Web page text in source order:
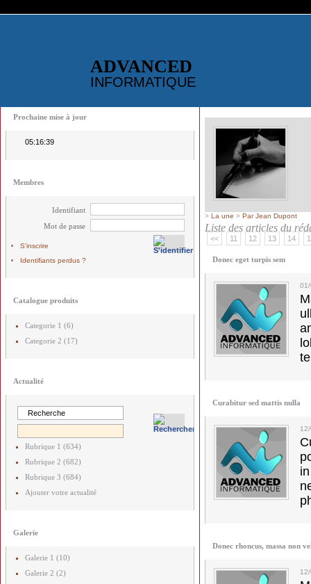
ADVANCED
INFORMATIQUE
Prochaine mise à jour
05:16:39
Membres
Identifiant
Mot de passe
S'inscrire
Identifiants perdus ?
Catalogue produits
Categorie 1 (6)
Categorie 2 (17)
Actualité
Rubrique 1 (634)
Rubrique 2 (682)
Rubrique 3 (684)
Ajouter votre actualité
Galerie
Galerie 1 (10)
Galerie 2 (2)
> La une > Par Jean Dupont
Liste des articles du
<< 11 12 13 14
Donec eget turpis sem
Curabitur sed mattis nulla
Donec rhoncus, massa non